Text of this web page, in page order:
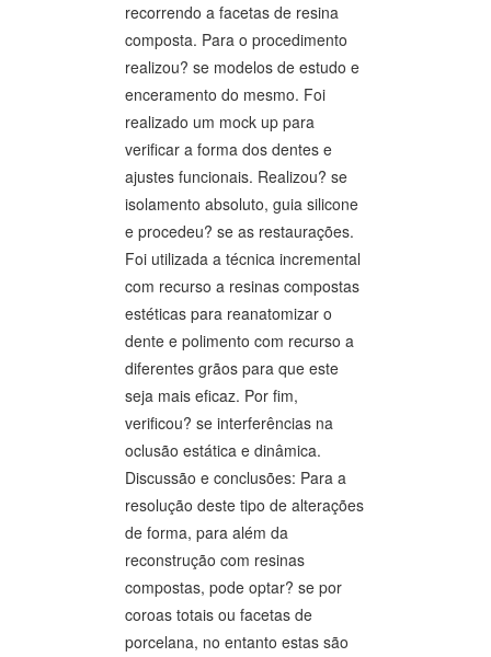
recorrendo a facetas de resina
composta. Para o procedimento
realizou? se modelos de estudo e
enceramento do mesmo. Foi
realizado um mock up para
verificar a forma dos dentes e
ajustes funcionais. Realizou? se
isolamento absoluto, guia silicone
e procedeu? se as restaurações.
Foi utilizada a técnica incremental
com recurso a resinas compostas
estéticas para reanatomizar o
dente e polimento com recurso a
diferentes grãos para que este
seja mais eficaz. Por fim,
verificou? se interferências na
oclusão estática e dinâmica.
Discussão e conclusões: Para a
resolução deste tipo de alterações
de forma, para além da
reconstrução com resinas
compostas, pode optar? se por
coroas totais ou facetas de
porcelana, no entanto estas são